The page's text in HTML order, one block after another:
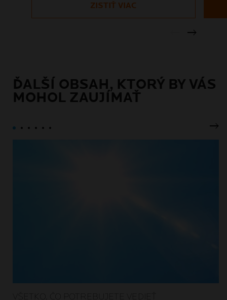
ZISTIŤ VIAC
ĎALŠÍ OBSAH, KTORÝ BY VÁS
MOHOL ZAUJÍMAŤ